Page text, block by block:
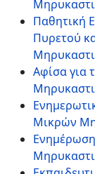
Παθητική
Πυρετού
Αφίσα για
Μικρών